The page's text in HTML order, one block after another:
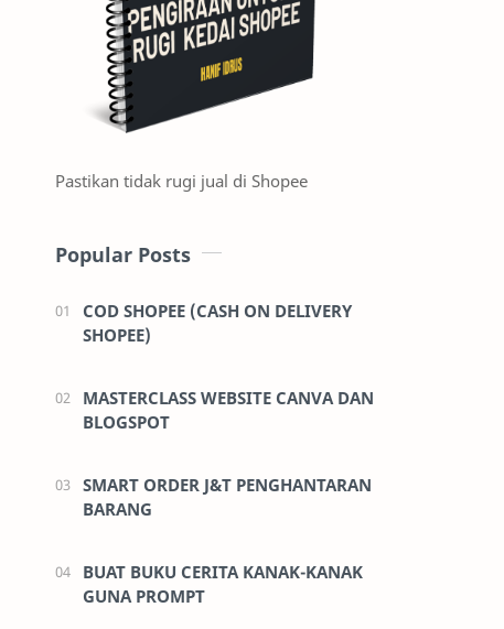
Pastikan tidak rugi jual di Shopee
Popular Posts
COD SHOPEE (CASH ON DELIVERY
SHOPEE)
MASTERCLASS WEBSITE CANVA DAN
BLOGSPOT
SMART ORDER J&T PENGHANTARAN
BARANG
BUAT BUKU CERITA KANAK-KANAK
GUNA PROMPT